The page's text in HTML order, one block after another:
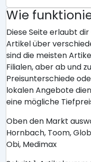
Wie
Diese Seite erlaubt
Artikel über
sind die meisten
Filialen, aber ab und
Preisunterschiede
lokalen Angebote
eine mögliche
Oben den Markt
Hornbach, Toom,
Obi, Medimax